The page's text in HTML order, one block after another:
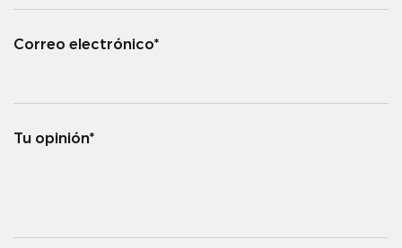
Correo electrónico*
Tu opinión*